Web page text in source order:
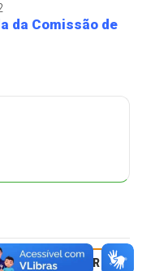
da Comissão de
VOLTAR